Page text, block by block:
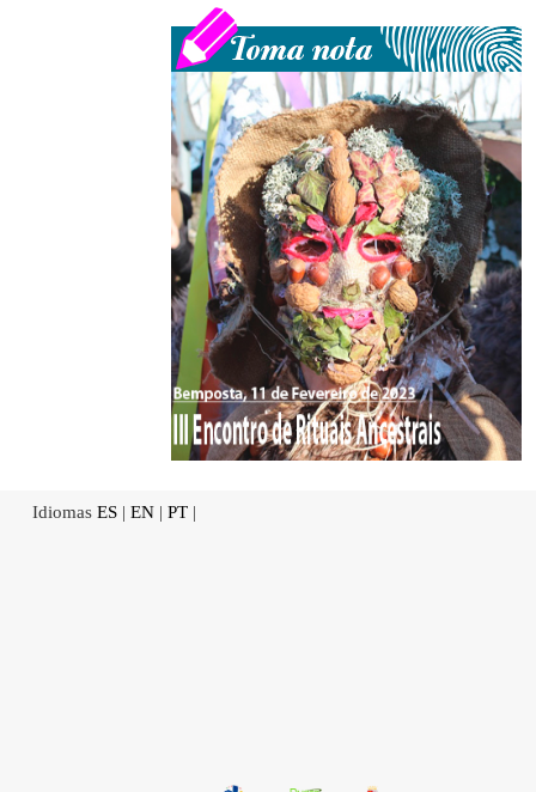
Idiomas ES | EN | PT |